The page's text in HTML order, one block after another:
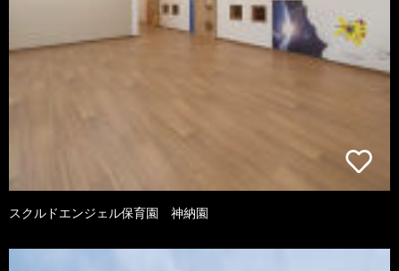
スクルドエンジェル保育園 神納園